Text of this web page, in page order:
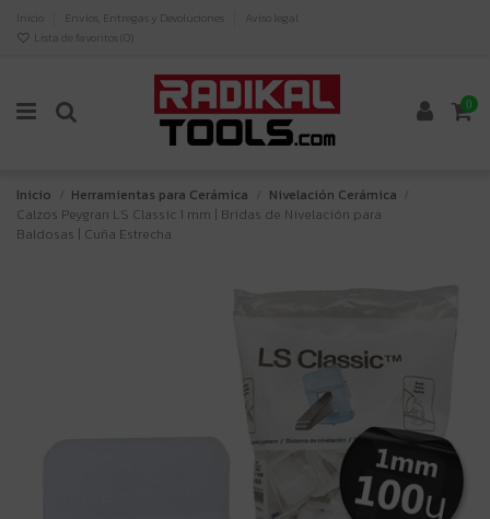
Inicio Envíos, Entregas y Devoluciones
Aviso legal
Lista de favoritos ( 0)
0
Inicio Herramientas para Cerámica
Nivelación Cerámica
Calzos Peygran LS Classic 1 mm | Bridas de Nivelación para
Baldosas | Cuña Estrecha